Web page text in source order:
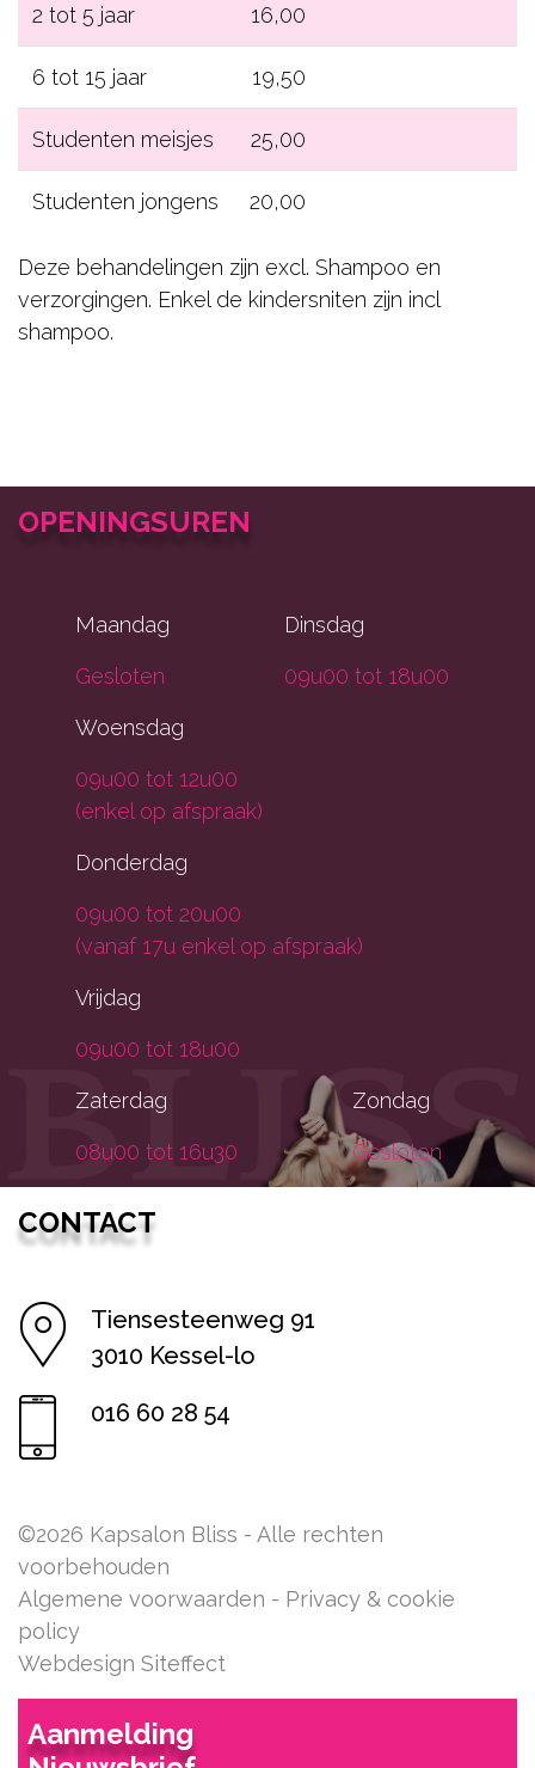
2 tot 5 jaar 16,00
6 tot 15 jaar 19,50
Studenten meisjes 25,00
Studenten jongens 20,00
Deze behandelingen zijn excl. Shampoo en
verzorgingen. Enkel de kindersniten zijn incl
shampoo.
OPENINGSUREN
Maandag
Gesloten
Dinsdag
09u00 tot 18u00
Woensdag
09u00 tot 12u00
(enkel op afspraak)
Donderdag
09u00 tot 20u00
(vanaf 17u enkel op afspraak)
Vrijdag
09u00 tot 18u00
Zaterdag
08u00 tot 16u30
Zondag
Gesloten
CONTACT
Tiensesteenweg 91
3010 Kessel-lo
016 60 28 54
©2026 Kapsalon Bliss - Alle rechten
voorbehouden
Algemene voorwaarden - Privacy & cookie
policy
Webdesign Siteffect
Aanmelding